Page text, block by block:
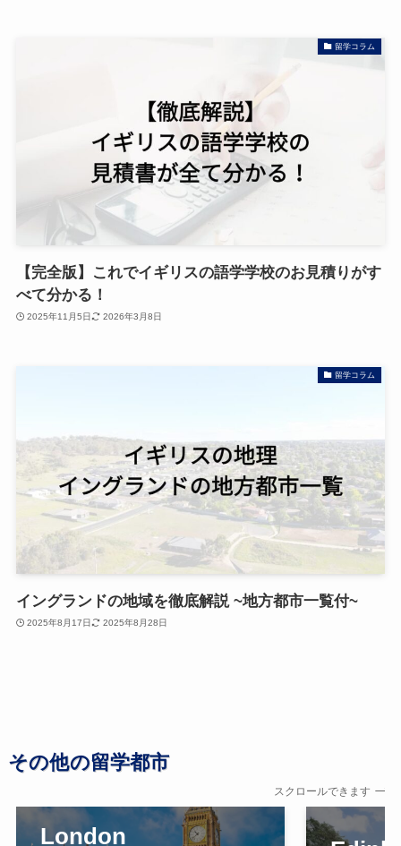
留学コラム
【完全版】これでイギリスの語学学校のお見積りがす
べて分かる！
2025年11月5日 2026年3月8日
留学コラム
イングランドの地域を徹底解説 ~地方都市一覧付~
2025年8月17日 2025年8月28日
その他の留学都市
スクロールできます
London